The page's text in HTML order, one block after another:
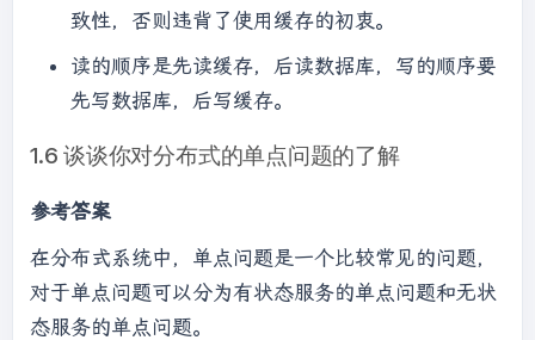
致性，否则违背了使用缓存的初衷。
读的顺序是先读缓存，后读数据库，写的顺序要
先写数据库，后写缓存。
1.6 谈谈你对分布式的单点问题的了解
参考答案
在分布式系统中，单点问题是一个比较常见的问题，
对于单点问题可以分为有状态服务的单点问题和无状
态服务的单点问题。